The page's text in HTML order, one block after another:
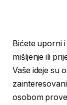
Bićete uporni
mišljenje ili
Vaše ideje su
osobom